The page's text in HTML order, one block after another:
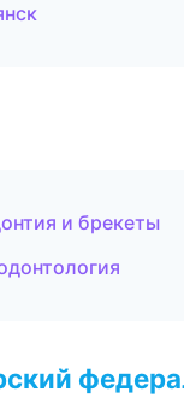
и брекеты